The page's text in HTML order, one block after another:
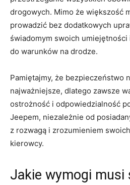
drogowych. ‌Mimo⁣ że większość
prowadzić bez dodatkowych
świadomym swoich
do warunków na drodze.
Pamiętajmy, ⁤że bezpieczeństwo
najważniejsze, dlatego⁣ zawsze
ostrożność i odpowiedzialność
⁤Jeepem, ‍niezależnie od
z rozwagą i zrozumieniem‌
kierowcy.
Jakie wymogi musi